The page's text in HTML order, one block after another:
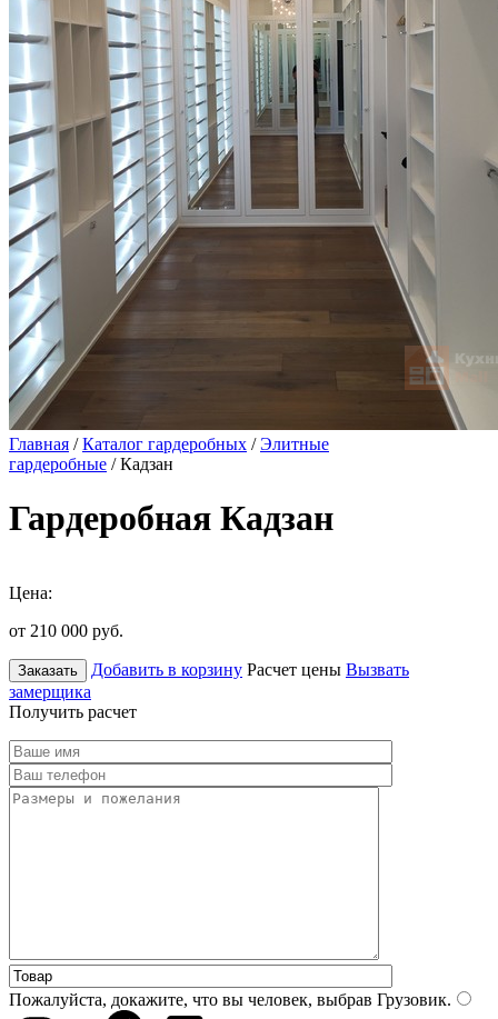
Главная /Каталог гардеробных /Элитные
гардеробные / Кадзан
Гардеробная Кадзан
Цена:
от 210 000 руб.
Заказать Добавить в корзину Расчет цены Вызвать
замерщика
Получить расчет
Пожалуйста, докажите, что вы человек, выбрав Грузовик.